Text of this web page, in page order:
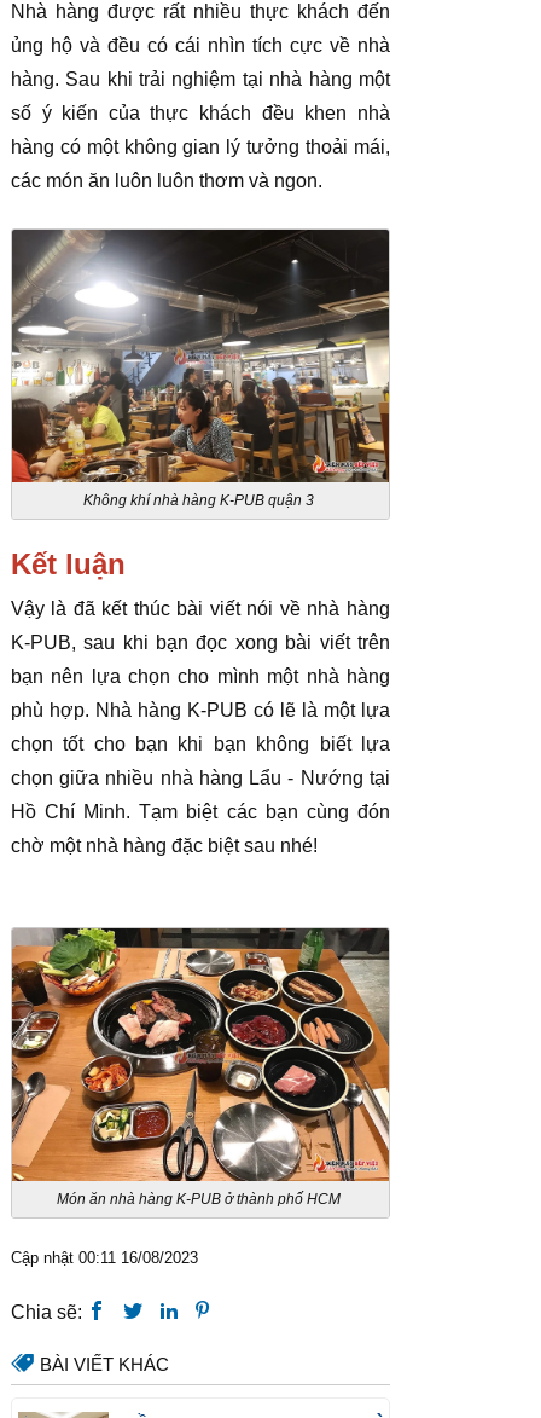
Nhà hàng được rất nhiều thực khách đến
ủng hộ và đều có cái nhìn tích cực về nhà
hàng. Sau khi trải nghiệm tại nhà hàng một
số ý kiến của thực khách đều khen nhà
hàng có một không gian lý tưởng thoải mái,
các món ăn luôn luôn thơm và ngon.
Không khí nhà hàng K-PUB quận 3
Kết luận
Vậy là đã kết thúc bài viết nói về nhà hàng
K-PUB, sau khi bạn đọc xong bài viết trên
bạn nên lựa chọn cho mình một nhà hàng
phù hợp. Nhà hàng K-PUB có lẽ là một lựa
chọn tốt cho bạn khi bạn không biết lựa
chọn giữa nhiều nhà hàng Lẩu - Nướng tại
Hồ Chí Minh. Tạm biệt các bạn cùng đón
chờ một nhà hàng đặc biệt sau nhé!
Món ăn nhà hàng K-PUB ở thành phố HCM
Cập nhật 00:11 16/08/2023
Chia sẽ:
BÀI VIẾT KHÁC